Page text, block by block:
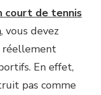
court de tennis
, vous devez
réellement
En effet,
pas comme